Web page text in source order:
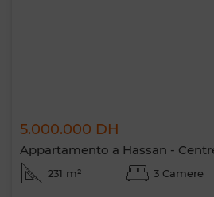
5.000.000 DH
Appartamento a Hassan -
231 m² 3 Camere